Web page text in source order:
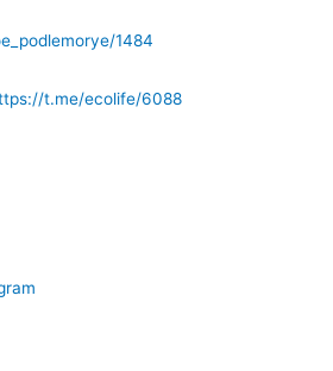
1484
t.me/ecolife/6088